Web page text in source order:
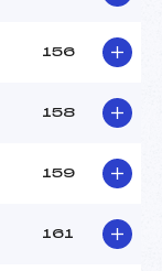
156
158
159
161